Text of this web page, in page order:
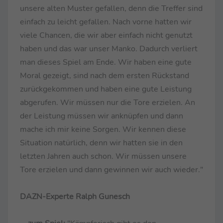
unsere alten Muster gefallen, denn die Treffer sind
einfach zu leicht gefallen. Nach vorne hatten wir
viele Chancen, die wir aber einfach nicht genutzt
haben und das war unser Manko. Dadurch verliert
man dieses Spiel am Ende. Wir haben eine gute
Moral gezeigt, sind nach dem ersten Rückstand
zurückgekommen und haben eine gute Leistung
abgerufen. Wir müssen nur die Tore erzielen. An
der Leistung müssen wir anknüpfen und dann
mache ich mir keine Sorgen. Wir kennen diese
Situation natürlich, denn wir hatten sie in den
letzten Jahren auch schon. Wir müssen unsere
Tore erzielen und dann gewinnen wir auch wieder."
DAZN-Experte Ralph Gunesch